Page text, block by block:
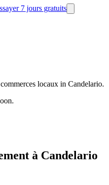
7 jours gratuits
locaux in Candelario.
à Candelario